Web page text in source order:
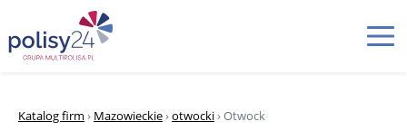
Katalog firm › Mazowieckie›otwocki› Otwock